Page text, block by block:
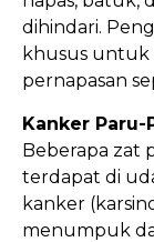
dihindari.
khusus untuk
pernapasan
Kanker Paru-
Beberapa zat
terdapat di
kanker
menumpuk